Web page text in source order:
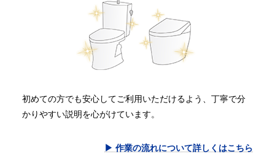
初めての方でも安心してご利用いただけるよう、丁寧で分
かりやすい説明を心がけています。
▶ 作業の流れについて詳しくはこちら